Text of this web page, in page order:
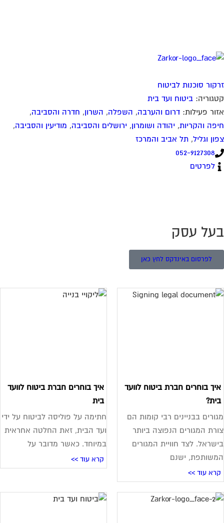
סוכנות לביטוח
ביטוח ועד בית
פעילות:דרום והערבה, השפלה, השרון, חדרה והסביבה,
והקריות, יהודה ושומרון, ירושלים והסביבה, מודיעין והסביבה,
וגליל, תל אביב והמרכז
052-9127308
לפרטים
עסק
לפרסום באינדקס לחץ כאן
בוחרים חברת ביטוח לוועד
בבניינים רבי קומות הם
המגורים הנפוצה ביותר
לצד חוויית המגורים
ישנם
עוד >>
איך בוחרים חברת ביטוח לוועד
בית
חתימה על פוליסה לביטוח על ידי
ועד הבית, זאת החלטה אחראית
במיוחד. כאשר מדובר על
קרא עוד >>